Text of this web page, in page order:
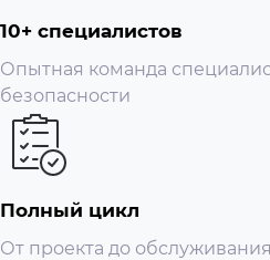
10+ специалистов
Опытная команда
безопасности
Полный цикл
От проекта до